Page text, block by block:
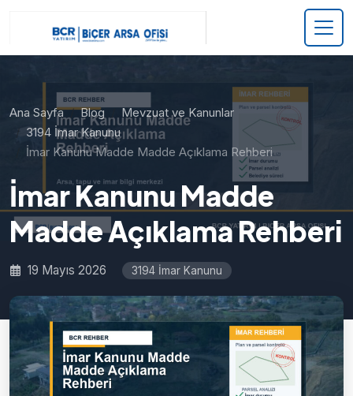
Ana Sayfa Blog
Mevzuat ve Kanunlar
3194 İmar Kanunu
İmar Kanunu Madde Madde Açıklama Rehberi
İmar Kanunu Madde
Madde Açıklama Rehberi
19 Mayıs 2026 3194 İmar Kanunu